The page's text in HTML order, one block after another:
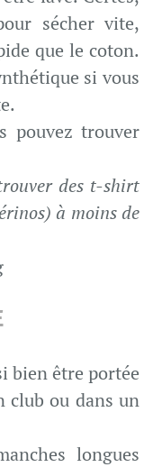
sécher vite,
que le coton.
si vous
pouvez trouver
des t-shirt
à moins de
bien être portée
club ou dans un
longues